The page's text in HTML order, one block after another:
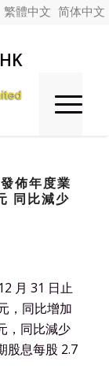
繁體中文 简体中文
佈年度業
同比減少
月 31 日止
，同比增加
，同比減少
股息每股 2.7